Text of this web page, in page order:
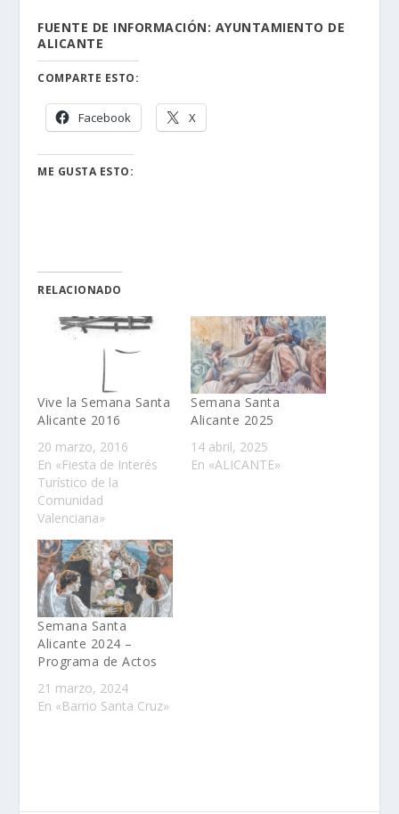
FUENTE DE INFORMACIÓN: AYUNTAMIENTO DE
ALICANTE
COMPARTE ESTO:
Facebook X
ME GUSTA ESTO:
RELACIONADO
Vive la Semana Santa
Alicante 2016
20 marzo, 2016
En «Fiesta de Interés
Turístico de la
Comunidad
Valenciana»
Semana Santa
Alicante 2025
14 abril, 2025
En «ALICANTE»
Semana Santa
Alicante 2024 –
Programa de Actos
21 marzo, 2024
En «Barrio Santa Cruz»